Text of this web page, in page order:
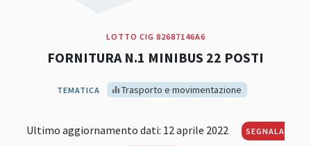
LOTTO CIG 82687146A6
FORNITURA N.1 MINIBUS 22 POSTI
TEMATICA Trasporto e movimentazione
Ultimo aggiornamento dati: 12 aprile 2022 SEGNALA